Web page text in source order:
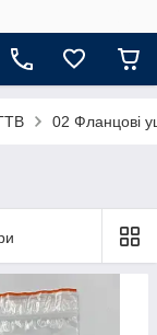
02 Фланцові